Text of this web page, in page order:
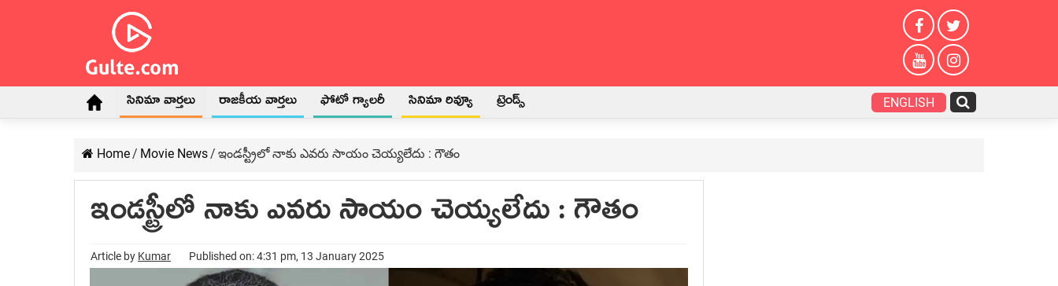
సినిమా వార్తలు రాజకీయ వార్తలు ఫోటో గ్యాలరీ సినిమా రివ్యూ ట్రెండ్స్ ENGLISH
Home/ Movie News/ ఇండస్ట్రీలో నాకు ఎవరు సాయం చెయ్యలేదు : గౌతం
ఇండస్ట్రీలో నాకు ఎవరు సాయం చెయ్యలేదు : గౌతం
Article by Kumar Published on: 4:31 pm, 13 January 2025